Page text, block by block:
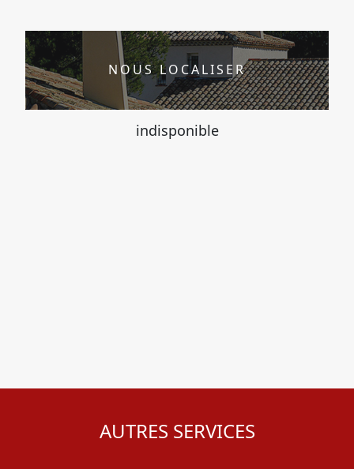
NOUS LOCALISER
indisponible
AUTRES SERVICES